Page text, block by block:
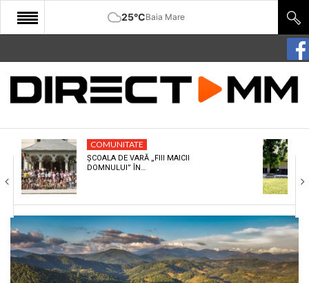
25°CBaia Mare
START
COMUNITATE
CULTURA
ECONOMIE
SANATATE
SPORT
SPECIAL
COMUNITATE
ȘCOALA DE VARĂ „FIII MAICII
DOMNULUI” ÎN…